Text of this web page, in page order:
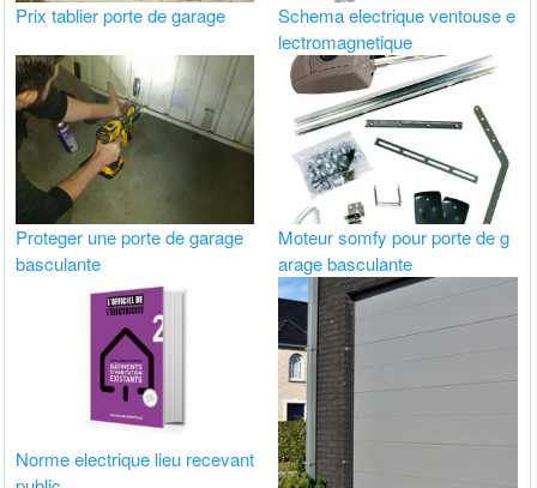
Prix tablier porte de garage
Schema electrique ventouse e
lectromagnetique
Proteger une porte de garage
basculante
Moteur somfy pour porte de g
arage basculante
Norme electrique lieu recevant